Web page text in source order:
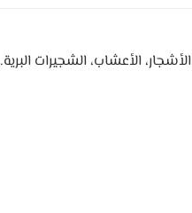
الأعشاب، الشجيرات البرية.